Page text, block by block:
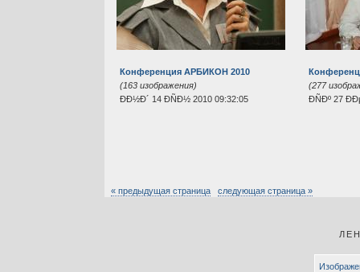
Конференция АРБИКОН 2010
(163 изображения)
ÐÐ½Ð´ 14 ÐÑÐ½ 2010 09:32:05
(277
ÐÑÐº 27
« предыдущая страница следующая страница »